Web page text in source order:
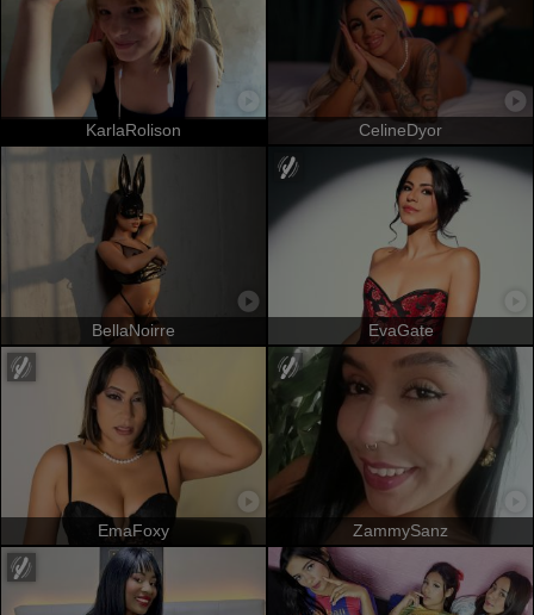
KarlaRolison CelineDyor
BellaNoirre EvaGate
EmaFoxy ZammySanz